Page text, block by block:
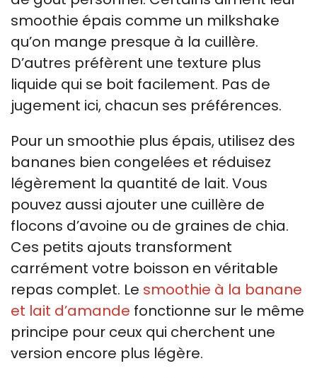
smoothie épais comme un milkshake
qu’on mange presque à la cuillère.
D’autres préfèrent une texture plus
liquide qui se boit facilement. Pas de
jugement ici, chacun ses préférences.
Pour un smoothie plus épais, utilisez des
bananes bien congelées et réduisez
légèrement la quantité de lait. Vous
pouvez aussi ajouter une cuillère de
flocons d’avoine ou de graines de chia.
Ces petits ajouts transforment
carrément votre boisson en véritable
repas complet. Le smoothie à la banane
et lait d’amande fonctionne sur le même
principe pour ceux qui cherchent une
version encore plus légère.